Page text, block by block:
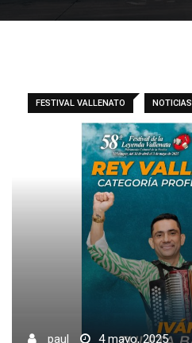
FESTIVAL VALLENATO NOTICIAS
paul
4 mayo, 2025